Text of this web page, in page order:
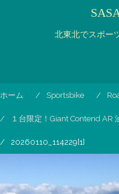
キ
プ
北東北でスポー
ホーム Sportsbike
１台限定！Giant Contend AR
20260110_114229[1]